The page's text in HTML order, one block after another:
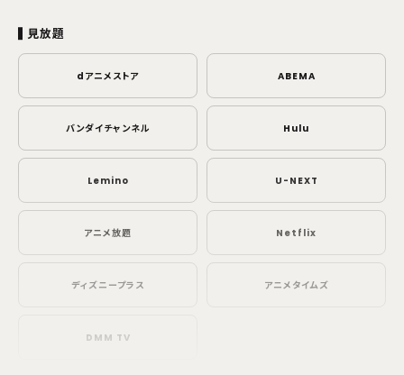
見放題
dアニメストア ABEMA
バンダイチャンネル Hulu
Lemino U-NEXT
アニメ放題 Netflix
ディズニープラス アニメタイムズ
DMM TV